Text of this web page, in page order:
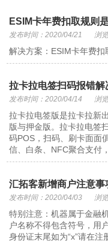
ESIM卡年费扣取规则
发布时间：2020/04/21 浏
解决方案：ESIM卡年费扣
拉卡拉电签扫码报错解
发布时间：2020/04/14 浏
拉卡拉电签版是拉卡拉新
版与押金版。拉卡拉电签
码POS，扫码、刷卡面面
信、白条、NFC聚合支付
汇拓客新增商户注意事
发布时间：2020/04/03 浏
特别注意：机器属于金融
户名称不得包含符号，用
身份证末尾如为“x”请在